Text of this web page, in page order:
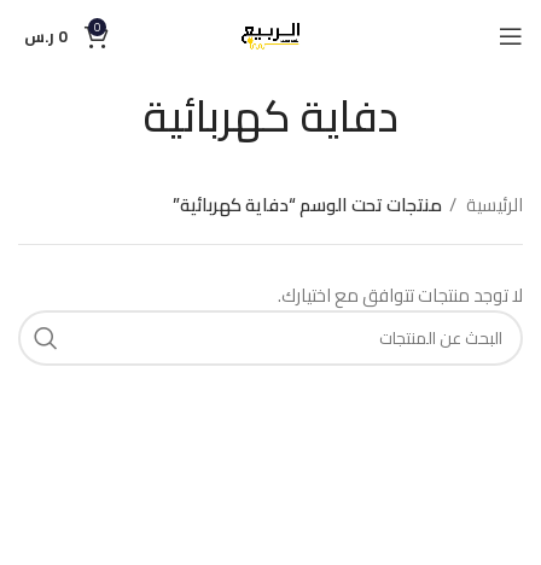
0
0 ر.س
دفاية كهربائية
الرئيسية منتجات تحت الوسم “دفاية كهربائية”
لا توجد منتجات تتوافق مع اختيارك.